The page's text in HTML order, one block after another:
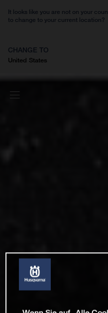
It looks like you are not on your
to change to your current location?
CHANGE TO
United States